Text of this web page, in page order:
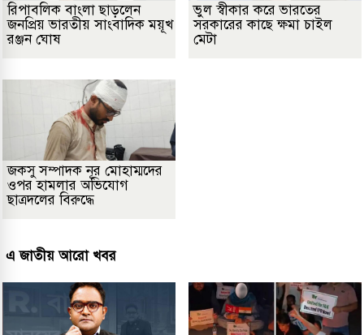
রিপাবলিক বাংলা ছাড়লেন
জনপ্রিয় ভারতীয় সাংবাদিক ময়ূখ
রঞ্জন ঘোষ
ভুল স্বীকার করে ভারতের
সরকারের কাছে ক্ষমা চাইল
মেটা
জকসু সম্পাদক নূর মোহাম্মদের
ওপর হামলার অভিযোগ
ছাত্রদলের বিরুদ্ধে
এ জাতীয় আরো খবর